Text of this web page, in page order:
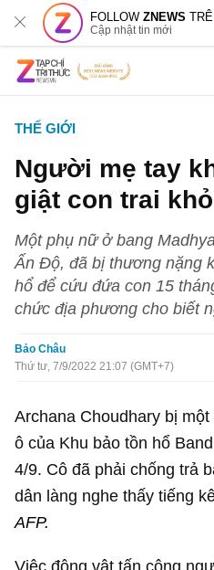
FOLLOWZNEWS
Cập nhật tin mới
THẾ GIỚI
Người mẹ tay
giật con trai
Một phụ nữ ở bang
Ấn Độ, đã bị thương nặng
hổ để cứu đứa con 15
chức địa phương cho biết
Bảo Châu
Thứ tư, 7/9/2022 21:07 (GMT+7)
Archana Choudhary bị
ô của Khu bảo tồn hổ
4/9. Cô đã phải chống trả
dân làng nghe thấy tiếng
AFP.
Việc động vật tấn công